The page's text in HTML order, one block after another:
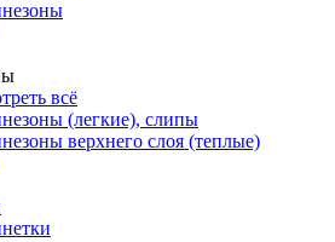
всё
(легкие), слипы
верхнего слоя (теплые)